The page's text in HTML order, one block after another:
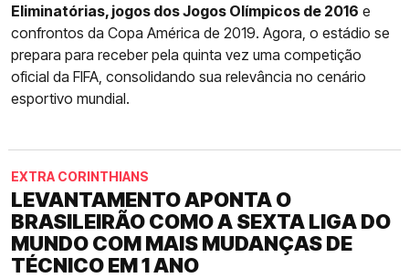
Eliminatórias, jogos dos Jogos Olímpicos de 2016 e
confrontos da Copa América de 2019. Agora, o estádio se
prepara para receber pela quinta vez uma competição
oficial da FIFA, consolidando sua relevância no cenário
esportivo mundial.
EXTRA CORINTHIANS
LEVANTAMENTO APONTA O
BRASILEIRÃO COMO A SEXTA LIGA DO
MUNDO COM MAIS MUDANÇAS DE
TÉCNICO EM 1 ANO